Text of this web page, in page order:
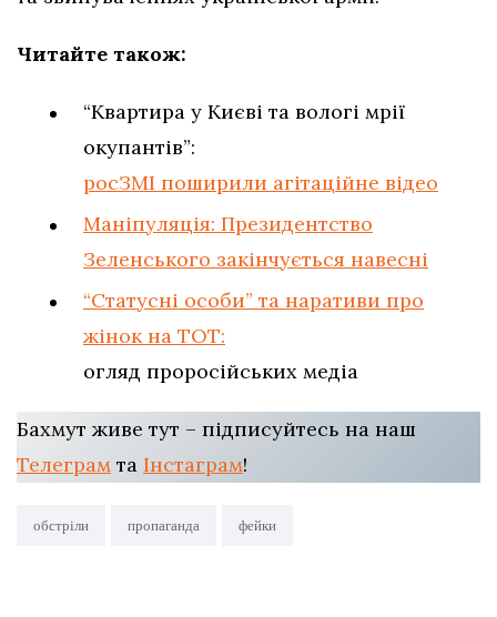
Читайте також:
“Квартира у Києві та вологі мрії
окупантів”:
росЗМІ поширили агітаційне відео
Маніпуляція: Президентство
Зеленського закінчується навесні
“Статусні особи” та наративи про
жінок на ТОТ:
огляд проросійських медіа
Бахмут живе тут – підписуйтесь на наш
Телеграм та Інстаграм!
обстріли пропаганда фейки